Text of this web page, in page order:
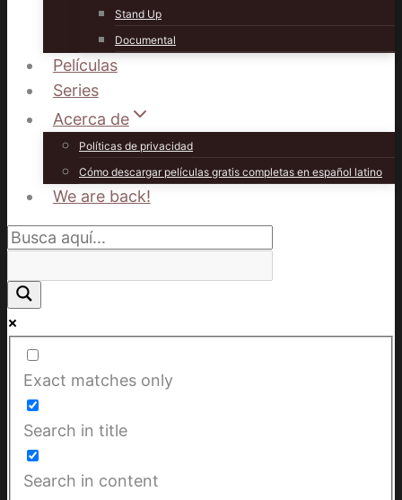
Stand Up
Documental
Películas
Series
Acerca de
Políticas de privacidad
Cómo descargar películas gratis completas en español latino
We are back!
Exact matches only
Search in title
Search in content